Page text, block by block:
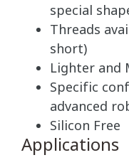
special
Threads
short)
Lighter and
Specific
advanced
Silicon Free
Applications